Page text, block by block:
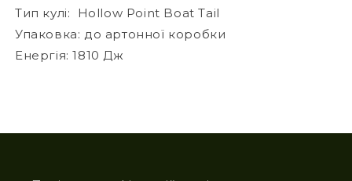
Тип кулі:
Hollow Point Boat Tail
Упаковка: до артонної коробки
Енергія: 1810 Дж